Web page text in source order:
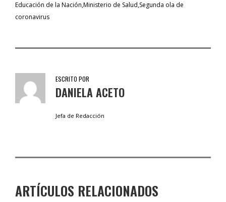
Educación de la Nación Ministerio de Salud Segunda ola de
coronavirus
ESCRITO POR
DANIELA ACETO
Jefa de Redacción
ARTÍCULOS RELACIONADOS